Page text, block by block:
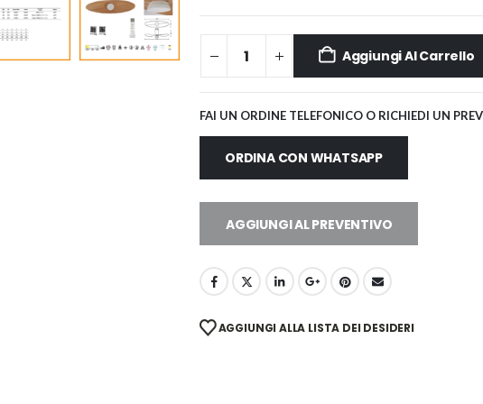
Aggiungi Al Carrello
FAI UN ORDINE TELEFONICO O RICHIEDI UN
ORDINA CON WHATSAPP
AGGIUNGI AL PREVENTIVO
AGGIUNGI ALLA LISTA DEI DESIDERI